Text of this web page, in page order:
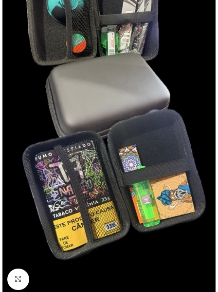
Clique para ampliar